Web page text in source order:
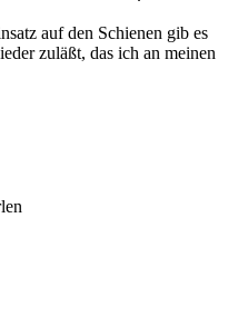
auf den Schienen gib es
zuläßt, das ich an meinen